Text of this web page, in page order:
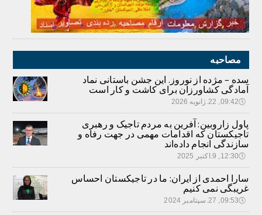
مصاحبه
سده – مژده از نوروز. این جشن باستانی نماد
آمادگی کشاورزان برای کاشت و کار است
🕔09:42, 22.ژانویه 2026
پاول زاروبین: آفرین به مردم تاجیک و رهبری
تاجیکستان که اقدامات مهمی در جهت رفاه و
سازندگی انجام داده‌اند
🕔12:30, 9.اکتبر 2025
سارا احمدی از ایران: ما در تاجیکستان احساس
غریبگی نمی کنیم
🕔09:53, 27.سپتامبر 2024